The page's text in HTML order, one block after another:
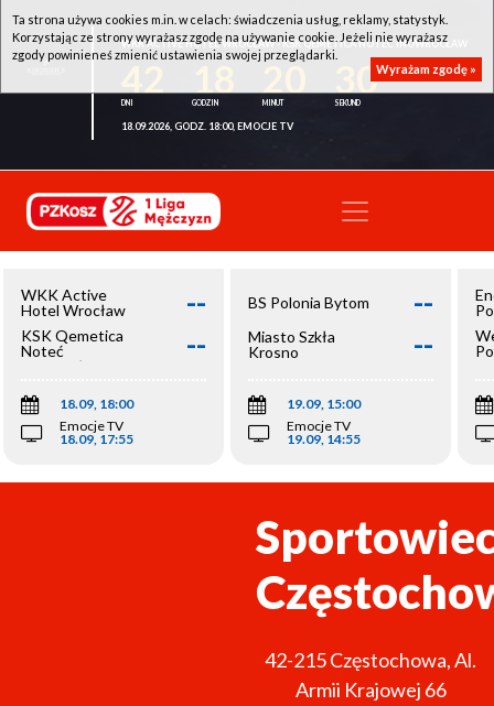
WKK ACTIVE HOTEL WROCŁAW - KSK QEMETICA NOTEĆ INOWROCŁAW
30
18.09.2026, GODZ. 18:00, EMOCJE TV
WKK Active
Hotel Wrocław
--
KSK Qemetica
Noteć
Inowrocław
--
18.09, 18:00
Emocje TV
18.09, 17:55
BS Polonia Bytom --
Miasto Szkła
Krosno
--
19.09, 15:00
Emocje TV
19.09, 14:55
42-215Częstochowa,Al.
Armii Krajowej 66
Ta strona używa cookies m.in. w celach: świadczenia usług, reklamy, statystyk.
Korzystając ze strony wyrażasz zgodę na używanie cookie. Jeżeli nie wyrażasz
zgody powinieneś zmienić ustawienia swojej przeglądarki.
Wyrażam zgodę »